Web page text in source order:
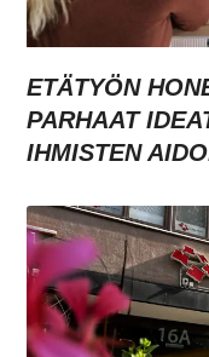
ETÄTYÖN
PARHAAT
IHMISTEN